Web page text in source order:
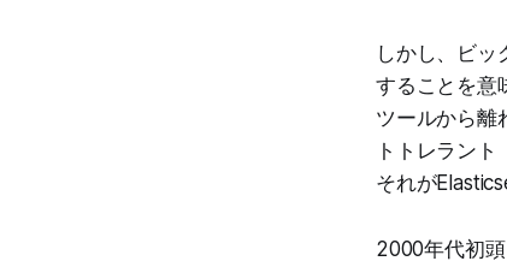
しかし、ビッ
することを意
ツールから離
トトレラン
それが
2000年代初